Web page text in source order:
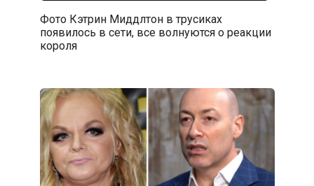
Фото Кэтрин Миддлтон в трусиках
появилось в сети, все волнуются о реакции
короля